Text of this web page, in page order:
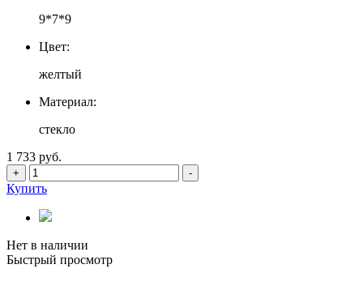
9*7*9
Цвет:
желтый
Материал:
стекло
1 733 руб.
+ -
Купить
Нет в наличии
Быстрый просмотр